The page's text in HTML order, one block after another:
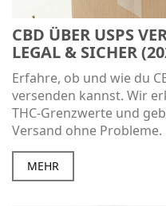
CBD ÜBER USPS
LEGAL & SICHER
Erfahre, ob und wie du
versenden kannst. Wir
THC-Grenzwerte und
Versand ohne Probleme.
MEHR